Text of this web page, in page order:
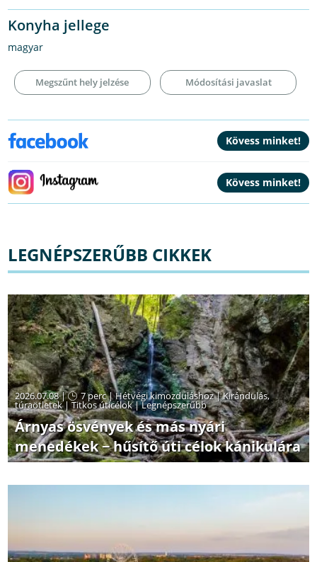
Konyha jellege
magyar
Megszűnt hely jelzése Módosítási javaslat
LEGNÉPSZERŰBB CIKKEK
2026.07.08 | 7 perc|Hétvégi kimozduláshoz|Kirándulás,
túraötletek|Titkos úticélok|Legnépszerűbb
Árnyas ösvények és más nyári
menedékek − hűsítő úti célok kánikulára